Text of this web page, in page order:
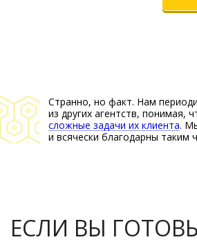
Странно, но факт. Нам
из других агентств, понимая,
сложные задачи их клиента.
и всячески благодарны таким
ЕСЛИ ВЫ